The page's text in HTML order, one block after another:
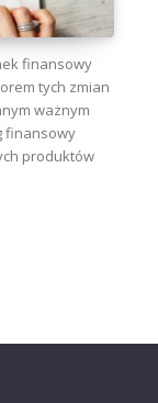
finansowy
tych zmian
ważnym
finansowy
produktów